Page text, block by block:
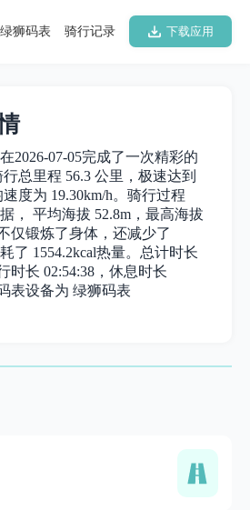
下载应用
骑行记录
绿狮码表
2026-07-05完成了一次精彩的
总里程 56.3 公里，极速达到
度为 19.30km/h。骑行过程
， 平均海拔 52.8m，最高海拔
仅锻炼了身体，还减少了
了 1554.2kcal热量。总计时长
时长 02:54:38，休息时长
表设备为 绿狮码表